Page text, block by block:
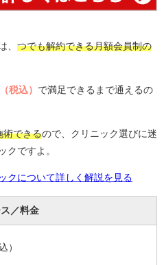
、 つでも解約できる月額会員制の
税込） で満足できるまで通えるの
術できるので、クリニック選びに迷
クですよ。
クについて詳しく解説を見る
／料金
）